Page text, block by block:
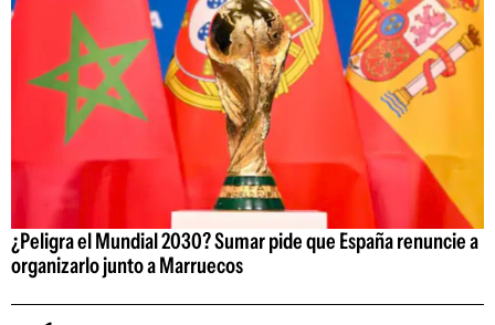
¿Peligra el Mundial 2030? Sumar pide que España renuncie a
organizarlo junto a Marruecos